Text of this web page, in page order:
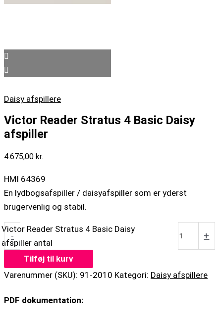
Daisy afspillere
Victor Reader Stratus 4 Basic Daisy
afspiller
4.675,00 kr.
HMI 64369
En lydbogsafspiller / daisyafspiller som er yderst
brugervenlig og stabil.
-
Victor Reader Stratus 4 Basic Daisy
afspiller antal
+
Tilføj til kurv
Varenummer (SKU): 91-2010 Kategori: Daisy afspillere
PDF dokumentation: